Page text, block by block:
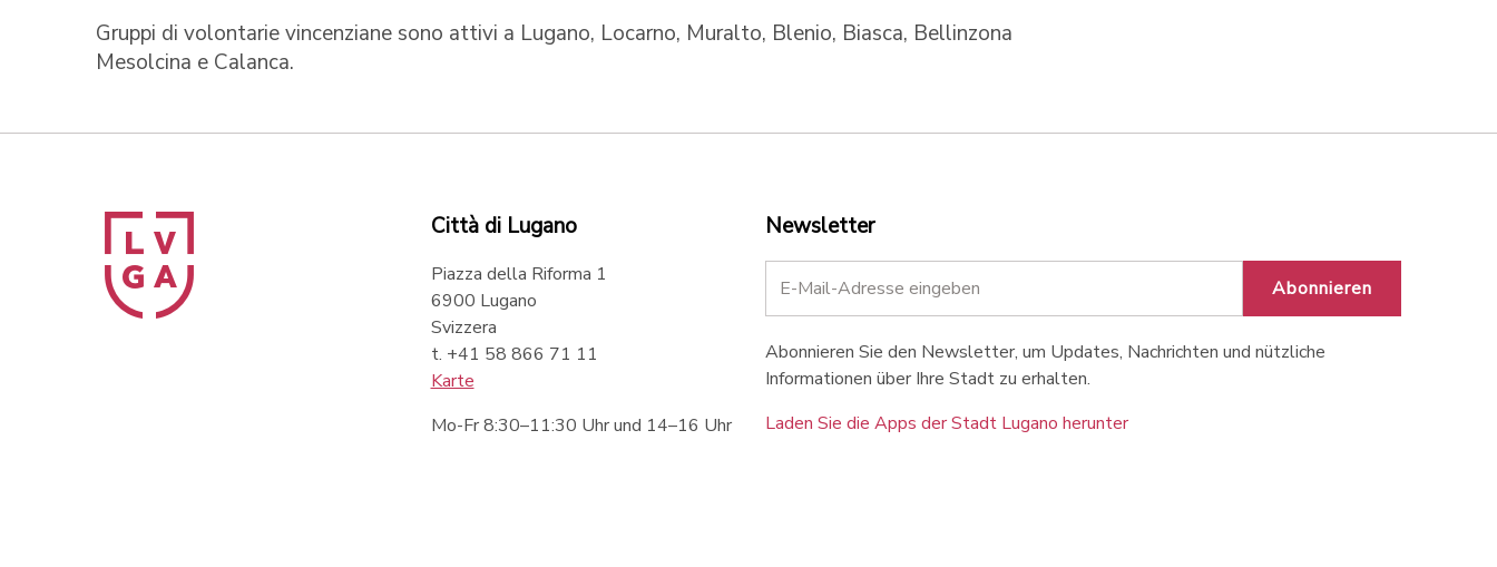
Gruppi di volontarie vincenziane sono attivi a Lugano, Locarno, Muralto, Blenio, Biasca, Bellinzona
Mesolcina e Calanca.
Città di Lugano
Piazza della Riforma 1
6900 Lugano
Svizzera
t. +41 58 866 71 11
Karte
Mo-Fr 8:30–11:30 Uhr und 14–16 Uhr
Newsletter
Abonnieren
Abonnieren Sie den Newsletter, um Updates, Nachrichten und nützliche
Informationen über Ihre Stadt zu erhalten.
Laden Sie die Apps der Stadt Lugano herunter